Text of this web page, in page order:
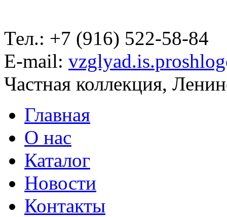
Тел.: +7 (916) 522-58-84
E-mail:
Частная коллекция,
Главная
О нас
Каталог
Новости
Контакты